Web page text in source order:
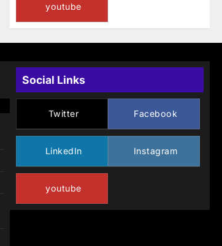
youtube
Social Links
Twitter Facebook
LinkedIn Instagram
youtube